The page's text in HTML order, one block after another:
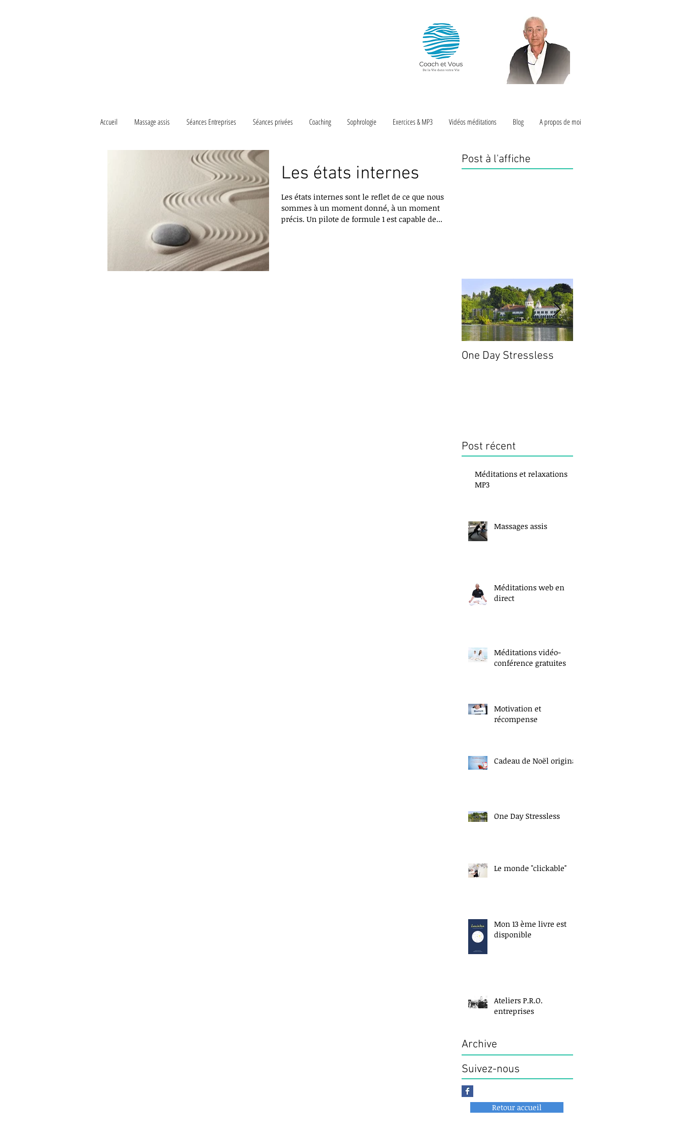
Accueil Massage assis Séances Entreprises Séances privées Coaching Sophrologie Exercices & MP3 Vidéos méditations Blog A propos de moi
Les états internes
Les états internes sont le reflet de ce que nous
sommes à un moment donné, à un moment
précis. Un pilote de formule 1 est capable de...
Post à l'affiche
One Day Stressless
Post récent
Méditations et relaxations
MP3
Massages assis
Méditations web en
direct
Méditations vidéo-
conférence gratuites
Motivation et
récompense
Cadeau de Noël original
One Day Stressless
Le monde "clickable"
Mon 13 ème livre est
disponible
Ateliers P.R.O.
entreprises
Archive
Suivez-nous
Retour accueil